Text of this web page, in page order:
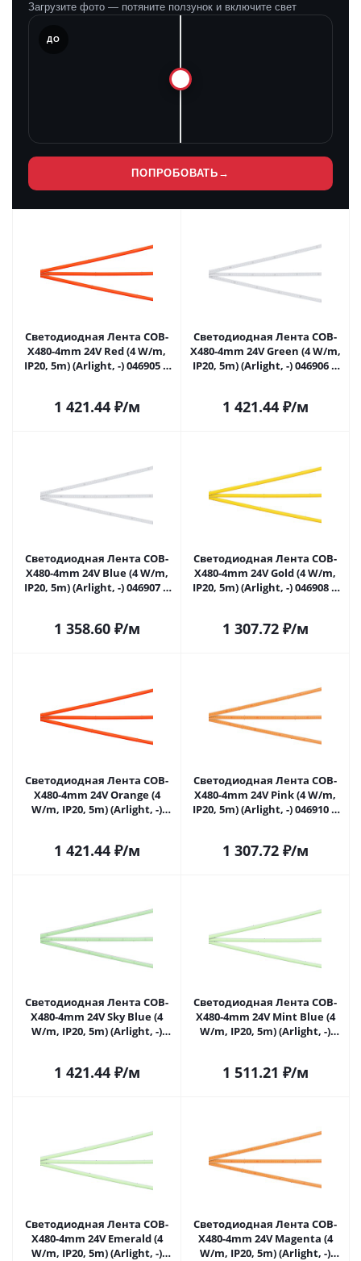
Загрузите фото — потяните ползунок и включите свет
ДО
ПОПРОБОВАТЬ →
Светодиодная Лента COB-
X480-4mm 24V Red (4 W/m,
IP20, 5m) (Arlight, -) 046905 в
1 421.44₽/м
Светодиодная Лента COB-
X480-4mm 24V Green (4 W/m,
IP20, 5m) (Arlight, -) 046906 в
1 421.44₽/м
Светодиодная Лента COB-
X480-4mm 24V Blue (4 W/m,
IP20, 5m) (Arlight, -) 046907 в
1 358.60₽/м
Светодиодная Лента COB-
X480-4mm 24V Gold (4 W/m,
IP20, 5m) (Arlight, -) 046908 в
1 307.72₽/м
Светодиодная Лента COB-
X480-4mm 24V Orange (4
W/m, IP20, 5m) (Arlight, -)
1 421.44₽/м
Светодиодная Лента COB-
X480-4mm 24V Pink (4 W/m,
IP20, 5m) (Arlight, -) 046910 в
1 307.72₽/м
Светодиодная Лента COB-
X480-4mm 24V Sky Blue (4
W/m, IP20, 5m) (Arlight, -)
1 421.44₽/м
Светодиодная Лента COB-
X480-4mm 24V Mint Blue (4
W/m, IP20, 5m) (Arlight, -)
1 511.21 ₽/м
Светодиодная Лента COB-
X480-4mm 24V Emerald (4
W/m, IP20, 5m) (Arlight, -)
Светодиодная Лента COB-
X480-4mm 24V Magenta (4
W/m, IP20, 5m) (Arlight, -)